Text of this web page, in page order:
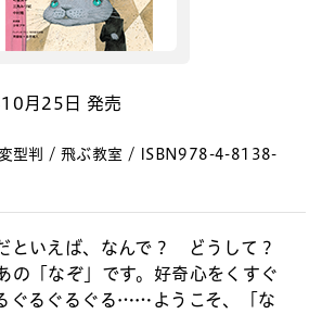
月25日 発売
型判 / 飛ぶ教室 / ISBN978-4-8138-
といえば、なんで？ どうして？
の「なぞ」です。好奇心をくすぐ
ぐるぐるぐる……ようこそ、「な